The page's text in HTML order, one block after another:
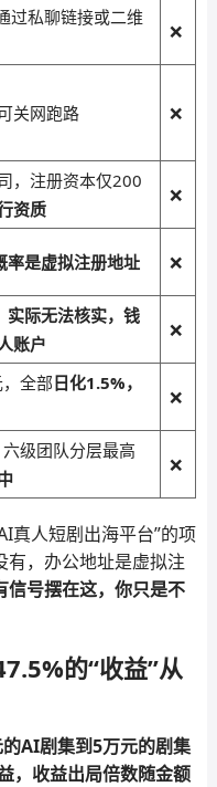
过私聊链接或二维
❌
关网跑路 ❌
，注册资本仅200
资质
❌
率是虚拟注册地址 ❌
实际无法核实，钱
账户
❌
全部日化1.5%，
❌
级团队分层最高
❌
真人短剧出海平台”的项
有，办公地址是虚拟注
信号摆在这，你只是不
的“收益”从
AI剧集到5万元的剧集
，收益出局倍数随金额